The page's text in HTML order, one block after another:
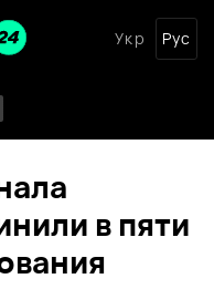
Укр Рус
в пяти